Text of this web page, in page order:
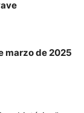
marzo de 2025